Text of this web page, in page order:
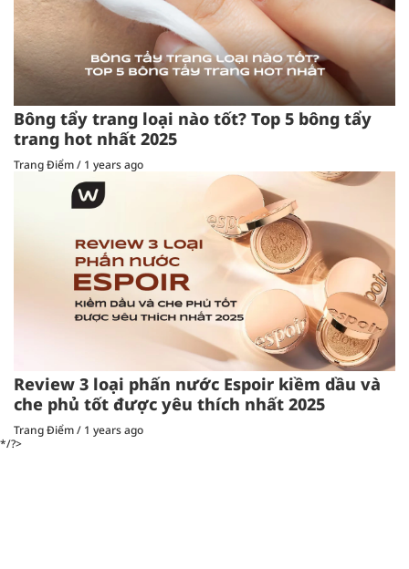
Bông tẩy trang loại nào tốt? Top 5 bông tẩy
trang hot nhất 2025
Trang Điểm/ 1 years ago
Review 3 loại phấn nước Espoir kiềm dầu và
che phủ tốt được yêu thích nhất 2025
Trang Điểm/ 1 years ago
*/?>